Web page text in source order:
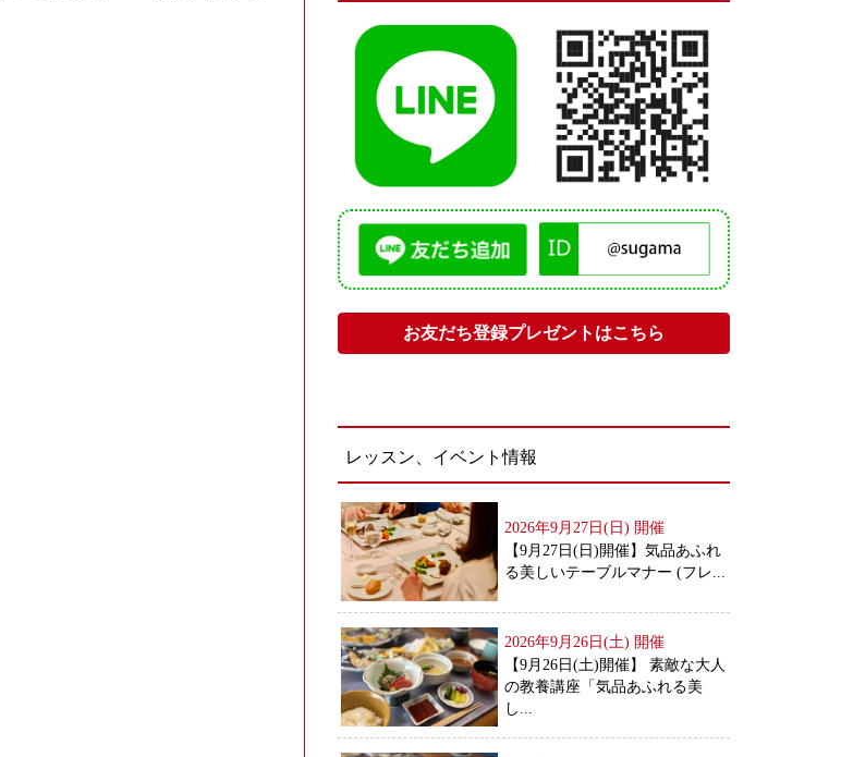
お友だち登録プレゼントはこちら
レッスン、イベント情報
2026年9月27日(日) 開催
【9月27日(日)開催】気品あふれ
る美しいテーブルマナー (フレ...
2026年9月26日(土) 開催
【9月26日(土)開催】 素敵な大人
の教養講座「気品あふれる美
し...